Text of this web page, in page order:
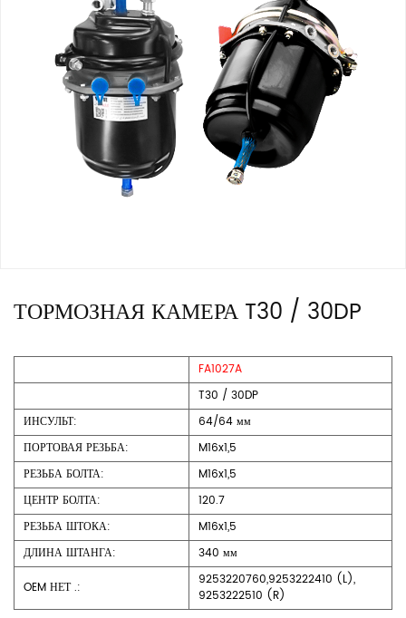
ТОРМОЗНАЯ КАМЕРА T30 / 30DP
FA1027A
T30 / 30DP
ИНСУЛЬТ:
64/64 мм
ПОРТОВАЯ РЕЗЬБА:
M16x1,5
РЕЗЬБА БОЛТА:
M16x1,5
ЦЕНТР БОЛТА:
120.7
РЕЗЬБА ШТОКА:
M16x1,5
ДЛИНА ШТАНГА:
340 мм
OEM НЕТ .:
9253220760,9253222410 (L),
9253222510 (R)